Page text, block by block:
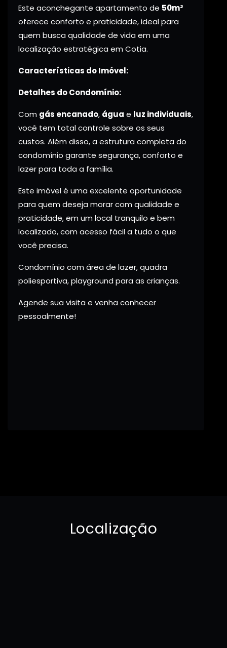
Este aconchegante apartamento de 50m²
oferece conforto e praticidade, ideal para
quem busca qualidade de vida em uma
localização estratégica em Cotia.
Características do Imóvel:
Detalhes do Condomínio:
Com gás encanado, água e luz individuais,
você tem total controle sobre os seus
custos. Além disso, a estrutura completa do
condomínio garante segurança, conforto e
lazer para toda a família.
Este imóvel é uma excelente oportunidade
para quem deseja morar com qualidade e
praticidade, em um local tranquilo e bem
localizado, com acesso fácil a tudo o que
você precisa.
Condomínio com área de lazer, quadra
poliesportiva, playground para as crianças.
Agende sua visita e venha conhecer
pessoalmente!
Localização